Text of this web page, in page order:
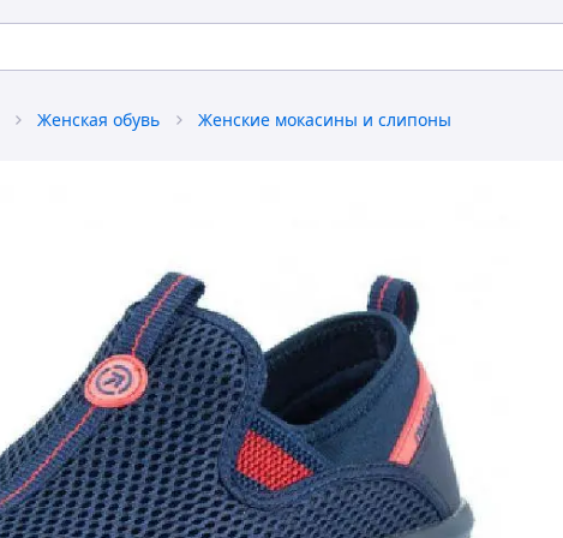
Женская обувь Женские мокасины и слипоны